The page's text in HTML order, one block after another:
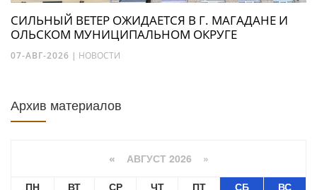
СИЛЬНЫЙ ВЕТЕР ОЖИДАЕТСЯ В Г. МАГАДАНЕ И
ОЛЬСКОМ МУНИЦИПАЛЬНОМ ОКРУГЕ
07-АВГ-2026 | НОВОСТИ
Архив материалов
« АВГУСТ 2026 »
ПН
ВТ СР ЧТ ПТ СБ ВС